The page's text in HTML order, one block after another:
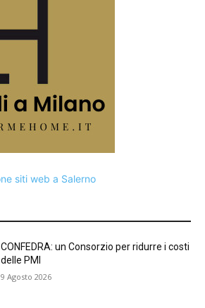
CONFEDRA: un Consorzio per ridurre i costi
delle PMI
9 Agosto 2026